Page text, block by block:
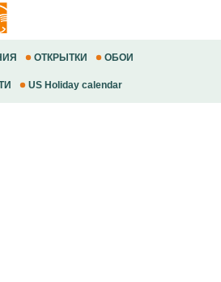
ОТКРЫТКИ ОБОИ
US Holiday calendar